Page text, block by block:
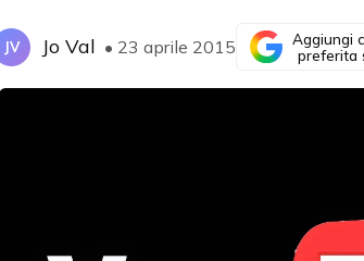
JV Jo Val • 23 aprile 2015
Aggiungi
preferita